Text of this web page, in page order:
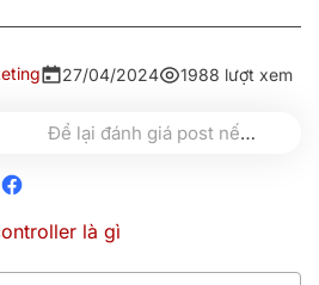
27/04/2024 1988 lượt xem
Để lại đánh giá post nếu bạn thấy hữu ích nhé